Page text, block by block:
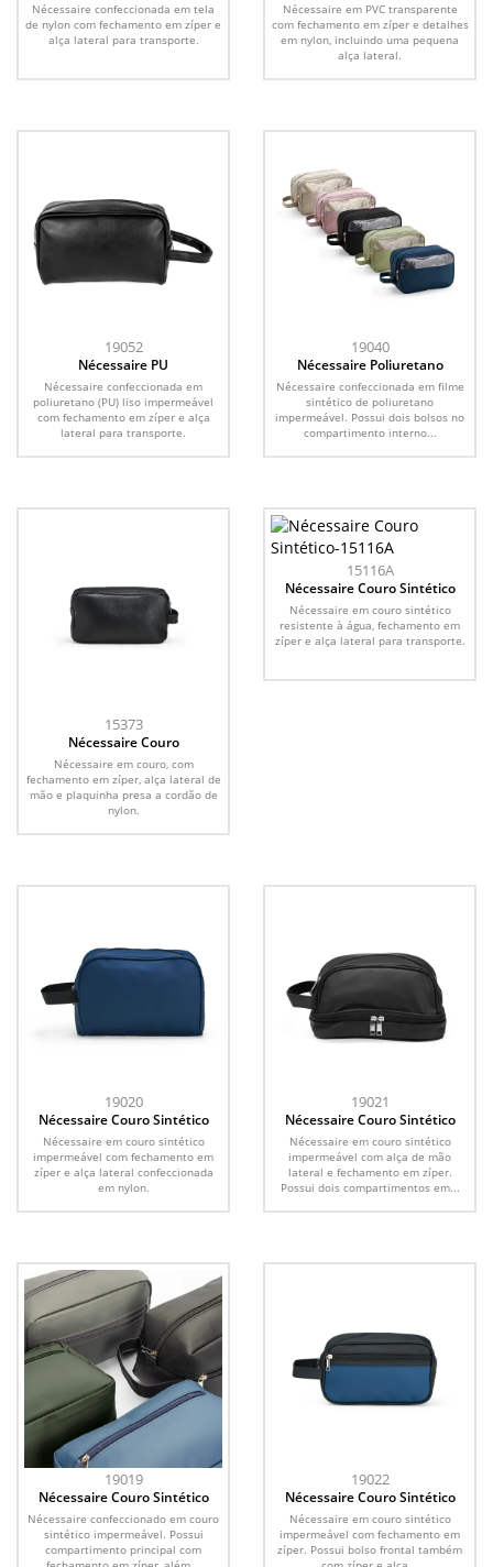
Nécessaire confeccionada em tela
de nylon com fechamento em zíper e
alça lateral para transporte.
Nécessaire em PVC transparente
com fechamento em zíper e detalhes
em nylon, incluindo uma pequena
alça lateral.
19052
Nécessaire PU
Nécessaire confeccionada em
poliuretano (PU) liso impermeável
com fechamento em zíper e alça
lateral para transporte.
19040
Nécessaire Poliuretano
Nécessaire confeccionada em filme
sintético de poliuretano
impermeável. Possui dois bolsos no
compartimento interno...
15373
Nécessaire Couro
Nécessaire em couro, com
fechamento em zíper, alça lateral de
mão e plaquinha presa a cordão de
nylon.
15116A
Nécessaire Couro Sintético
Nécessaire em couro sintético
resistente à água, fechamento em
zíper e alça lateral para transporte.
19020
Nécessaire Couro Sintético
Nécessaire em couro sintético
impermeável com fechamento em
zíper e alça lateral confeccionada
em nylon.
19021
Nécessaire Couro Sintético
Nécessaire em couro sintético
impermeável com alça de mão
lateral e fechamento em zíper.
Possui dois compartimentos em...
19019
Nécessaire Couro Sintético
Nécessaire confeccionado em couro
sintético impermeável. Possui
compartimento principal com
19022
Nécessaire Couro Sintético
Nécessaire em couro sintético
impermeável com fechamento em
zíper. Possui bolso frontal também